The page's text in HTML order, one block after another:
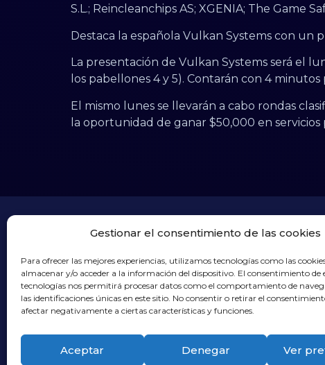
Gestionar el consentimiento de las cookies
Para ofrecer las mejores experiencias, utilizamos tecnologías como las
almacenar y/o acceder a la información del dispositivo. El consentimiento de
tecnologías nos permitirá procesar datos como el comportamiento de
las identificaciones únicas en este sitio. No consentir o retirar el
afectar negativamente a ciertas características y funciones.
Aceptar Denegar Ver
S.L.; Reincleanchips AS; XGENIA; The Game
Destaca la española Vulkan Systems con
La presentación de Vulkan Systems será el
los pabellones 4 y 5). Contarán con 4
El mismo lunes se llevarán a cabo rondas
la oportunidad de ganar $50,000 en
Líderes en controles de acceso biométricos.
soluciones de seguridad que garantizan accesos
seguros y sin suplantaciones.